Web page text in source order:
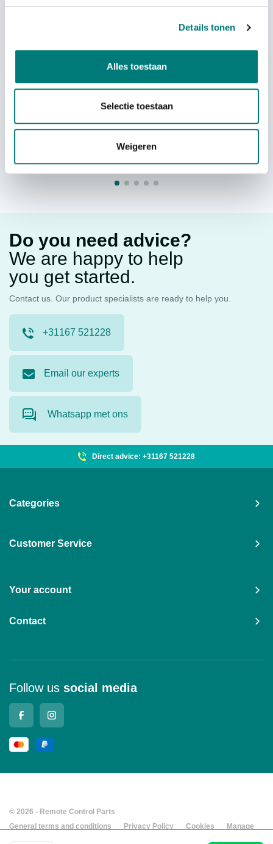
Details tonen
Alles toestaan
Selectie toestaan
Weigeren
Push button 2 step black
Do you need advice?
We are happy to help
you get started.
Contact us. Our product specialists are ready to help you.
+31167 521228
Email our experts
Whatsapp met ons
Direct advice: +31167 521228
Categories
Customer Service
Your account
Contact
Follow us social media
© 2026 - Remote Control Parts
General terms and conditions
Privacy Policy Cookies
Manage
cookies
Company details